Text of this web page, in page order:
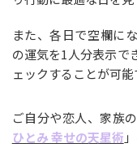
また、各日で空欄に
の運気を1人分表示で
ェックすることが可能
ご自分や恋人、家族
ひとみ 幸せの天星術